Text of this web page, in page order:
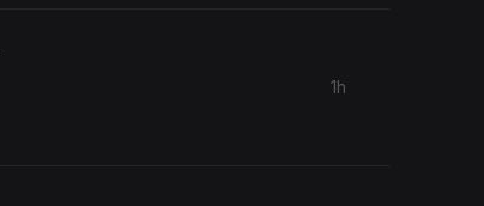
1h